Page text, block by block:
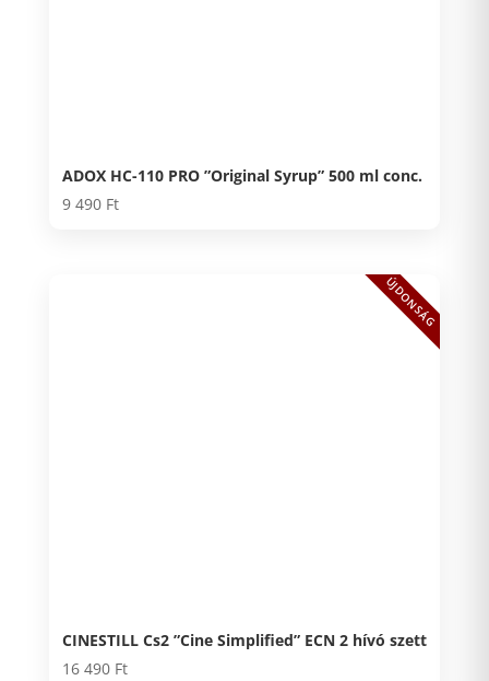
ADOX HC-110 PRO ”Original Syrup” 500 ml conc.
9 490 Ft
ÚJDONSÁG
CINESTILL Cs2 ”Cine Simplified” ECN 2 hívó szett
16 490 Ft